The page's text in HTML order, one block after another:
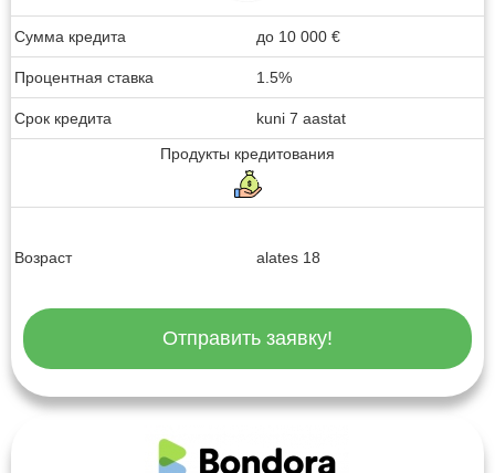
Сумма кредита до 10 000 €
Процентная ставка 1.5%
Срок кредита
kuni 7 aastat
Продукты кредитования
Возраст alates 18
Отправить заявку!